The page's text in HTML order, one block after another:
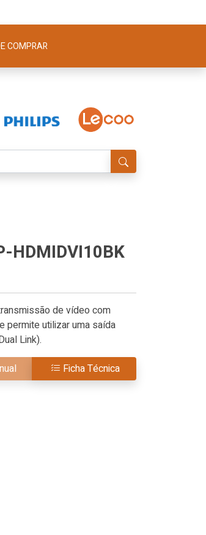
COMPRAR
HDMIDVI10BK
de vídeo com
permite utilizar uma saída
Link).
Ficha Técnica